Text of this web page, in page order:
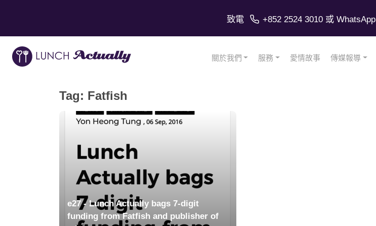
致電 +852 2524 3010或 WhatsApp
關於我們 服務 愛情故事 傳媒報導
Tag: Fatfish
e27 - Lunch Actually bags 7-digit
funding from Fatfish and publisher of